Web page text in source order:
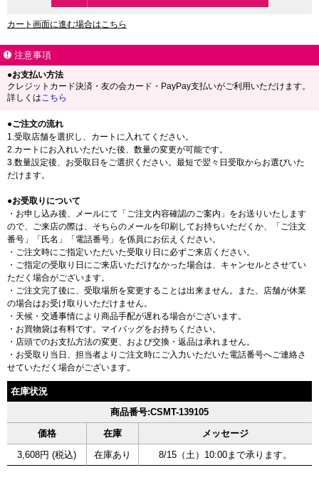
カート画面に進む場合はこちら
注意事項
●お支払い方法
クレジットカード決済・友の会カード・PayPay支払いがご利用いただけます。
詳しくはこちら
●ご注文の流れ
1.受取店舗を選択し、カートに入れてください。
2.カートにお入れいただいた後、数量の変更が可能です。
3.数量設定後、お受取日をご選択ください。最短で翌々日受取からお選びいた
だけます。
●お受取りについて
・お申し込み後、メールにて「ご注文内容確認のご案内」をお送りいたします
ので、ご来店の際は、そちらのメールを印刷してお持ちいただくか、「ご注文
番号」「氏名」「電話番号」を係員にお伝えください。
・ご注文時にご指定いただいた受取り日に必ずご来店ください。
・ご指定の受取り日にご来店いただけなかった場合は、キャンセルとさせてい
ただく場合がございます。
・ご注文完了後に、受取場所を変更することは出来ません。また、店舗が休業
の場合はお受け取りいただけません。
・天候・交通事情により商品手配が遅れる場合がございます。
・お買物袋は有料です。マイバッグをお持ちください。
・店頭でのお支払方法の変更、および交換・返品は承れません。
・お受取り当日、担当者よりご注文時にご入力いただいた電話番号へご連絡さ
せていただく場合がございます。
在庫状況
商品番号:CSMT-139105
価格
在庫
メッセージ
3,608円 (税込)
在庫あり 8/15（土）10:00まで承ります。